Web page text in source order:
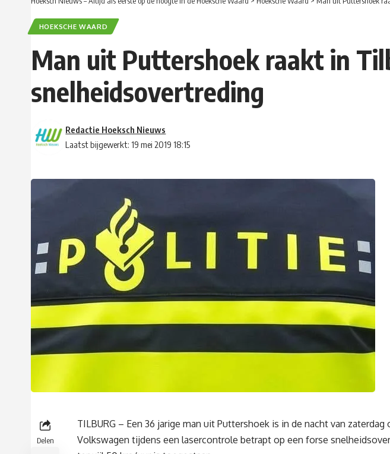
HOEKSCHE WAARD
Man uit Puttershoek raakt in
snelheidsovertreding
Laatst bijgewerkt: 19 mei 2019 18:15
Redactie Hoeksch Nieuws
Delen
TILBURG – Een 36 jarige man uit Puttershoek is in de nacht van
Volkswagen tijdens een lasercontrole betrapt op een forse